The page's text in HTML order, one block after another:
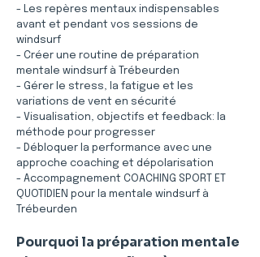
- Les repères mentaux indispensables
avant et pendant vos sessions de
windsurf
- Créer une routine de préparation
mentale windsurf à Trébeurden
- Gérer le stress, la fatigue et les
variations de vent en sécurité
- Visualisation, objectifs et feedback: la
méthode pour progresser
- Débloquer la performance avec une
approche coaching et dépolarisation
- Accompagnement COACHING SPORT ET
QUOTIDIEN pour la mentale windsurf à
Trébeurden
Pourquoi la préparation mentale